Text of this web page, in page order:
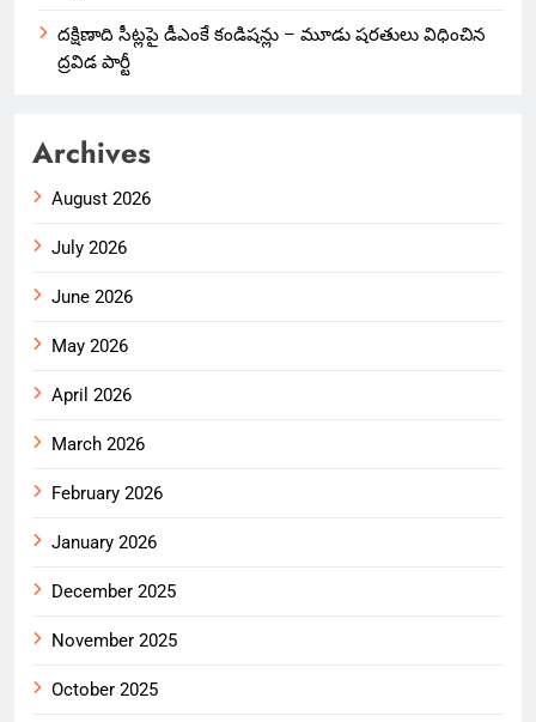
దక్షిణాది సీట్లపై డీఎంకే కండిషన్లు – మూడు షరతులు విధించిన
ద్రవిడ పార్టీ
Archives
August 2026
July 2026
June 2026
May 2026
April 2026
March 2026
February 2026
January 2026
December 2025
November 2025
October 2025